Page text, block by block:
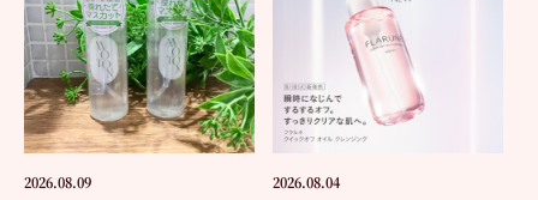
2026.08.09 2026.08.04